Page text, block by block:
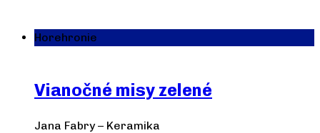
Horehronie
Vianočné misy zelené
Jana Fabry – Keramika